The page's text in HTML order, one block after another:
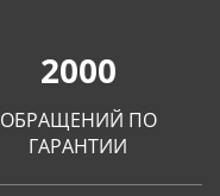
2000
ОБРАЩЕНИЙ ПО
ГАРАНТИИ